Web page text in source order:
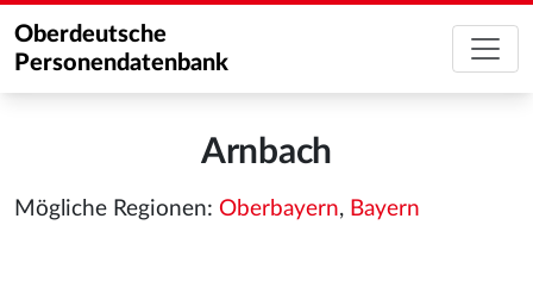
Oberdeutsche
Personendatenbank
Arnbach
Mögliche Regionen: Oberbayern, Bayern